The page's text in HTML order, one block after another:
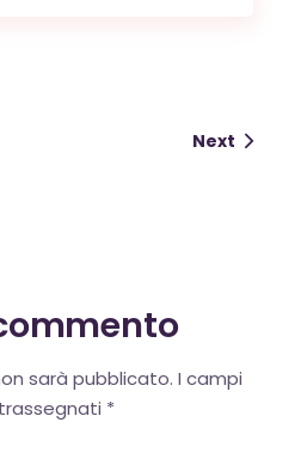
Next
sarà pubblicato. I campi
*